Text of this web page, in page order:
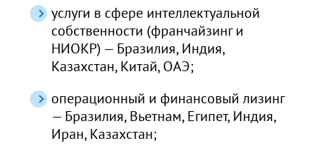
услуги в сфере интеллектуальной
собственности (франчайзинг и
НИОКР) — Бразилия, Индия,
Казахстан, Китай, ОАЭ;
операционный и финансовый лизинг
— Бразилия, Вьетнам, Египет, Индия,
Иран, Казахстан;